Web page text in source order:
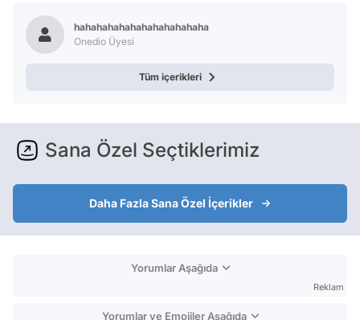
hahahahahahahahahahahaha
Onedio Üyesi
Tüm içerikleri
Sana Özel Seçtiklerimiz
Daha Fazla Sana Özel İçerikler
Yorumlar Aşağıda
Reklam
Yorumlar ve Emojiler Aşağıda